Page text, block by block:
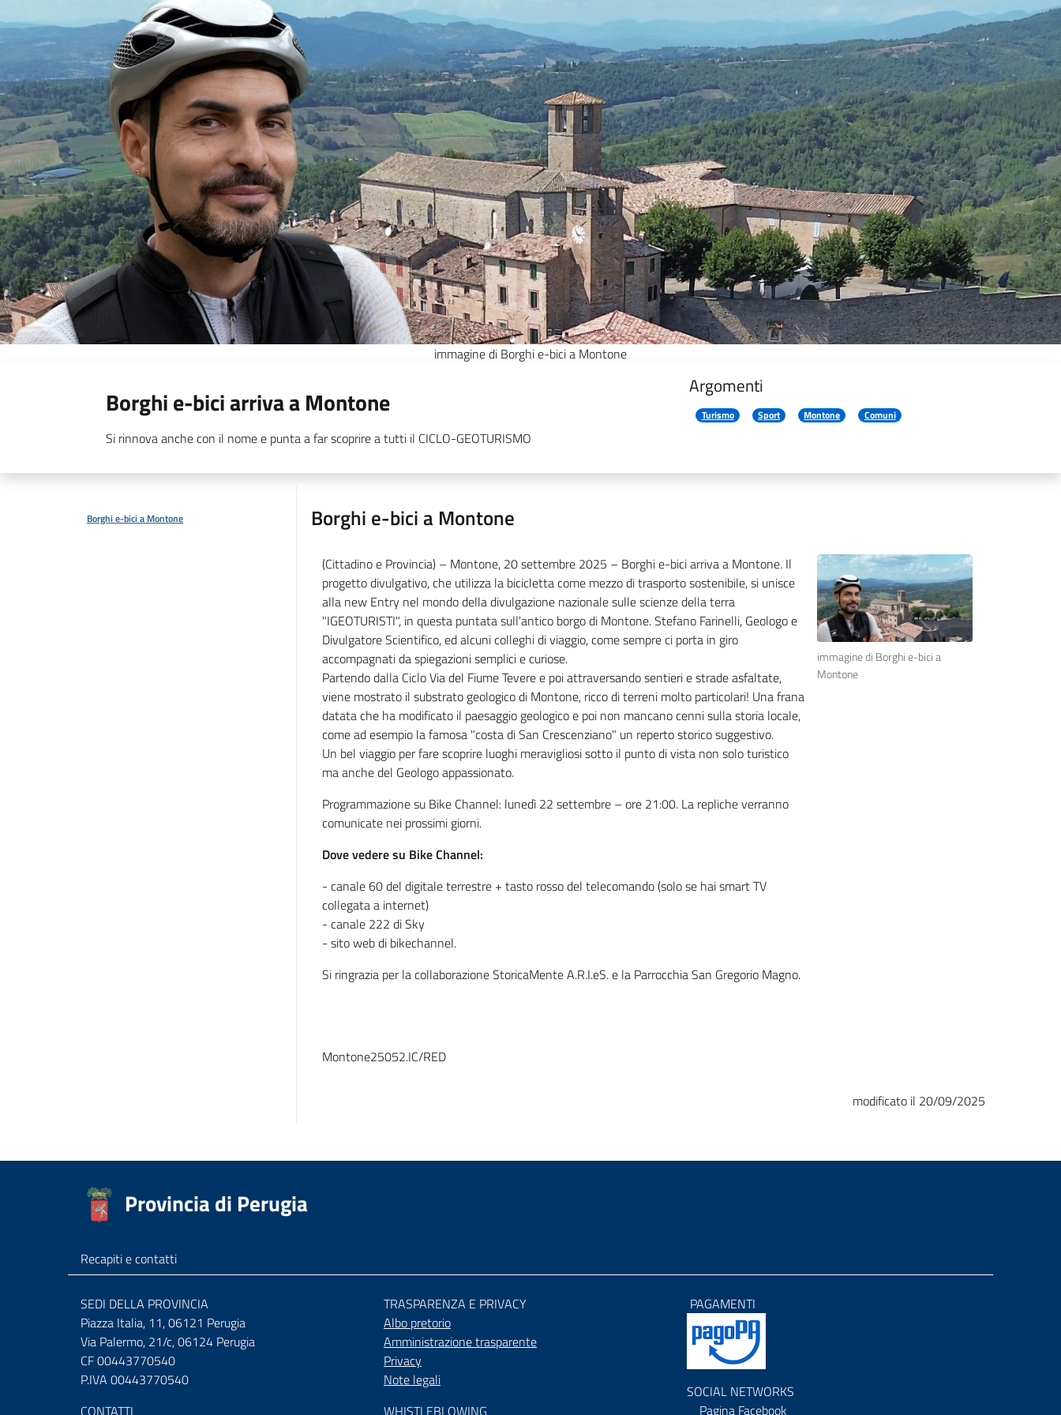
immagine di Borghi e-bici a Montone
Borghi e-bici arriva a Montone
Si rinnova anche con il nome e punta a far scoprire a tutti il CICLO-GEOTURISMO
Argomenti
Turismo Sport Montone Comuni
Borghi e-bici a Montone Borghi e-bici a Montone
immagine di Borghi e-bici a
Montone
(Cittadino e Provincia) – Montone, 20settembre 2025 – Borghi e-bici arriva a Montone. Il
progetto divulgativo, che utilizza la bicicletta come mezzo di trasporto sostenibile, si unisce
alla new Entry nel mondo della divulgazione nazionale sulle scienze della terra
"IGEOTURISTI", in questa puntata sull'antico borgo di Montone. Stefano Farinelli, Geologo e
Divulgatore Scientifico, ed alcuni colleghi di viaggio, come sempre ci porta in giro
accompagnati da spiegazioni semplici e curiose.
Partendo dalla Ciclo Via del Fiume Tevere e poi attraversando sentieri e strade asfaltate,
viene mostrato il substrato geologico di Montone, ricco di terreni molto particolari! Una frana
datata che ha modificato il paesaggio geologico e poi non mancano cenni sulla storia locale,
come ad esempio la famosa "costa di San Crescenziano" un reperto storico suggestivo.
Un bel viaggio per fare scoprire luoghi meravigliosi sotto il punto di vista non solo turistico
ma anche del Geologo appassionato.
Programmazione su Bike Channel: lunedì 22 settembre – ore 21:00. La repliche verranno
comunicate nei prossimi giorni.
Dove vedere su Bike Channel:
- canale 60 del digitale terrestre + tasto rosso del telecomando (solo se hai smart TV
collegata a internet)
- canale 222 di Sky
- sito web di bikechannel.
Si ringrazia per la collaborazione StoricaMente A.R.I.eS. e la Parrocchia San Gregorio Magno.
Montone25052.IC/RED
modificato il 20/09/2025
Provincia di Perugia
Recapiti e contatti
SEDI DELLA PROVINCIA
Piazza Italia, 11, 06121 Perugia
Via Palermo, 21/c, 06124 Perugia
CF 00443770540
P.IVA 00443770540
CONTATTI
TRASPARENZA E PRIVACY
Albo pretorio
Amministrazione trasparente
Privacy
Note legali
WHISTLEBLOWING
PAGAMENTI
SOCIAL NETWORKS
Pagina Facebook